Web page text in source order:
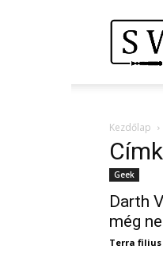
Wars
Miniatures
Portál
Kezdőlap
Geek
Darth
még
Terra filius